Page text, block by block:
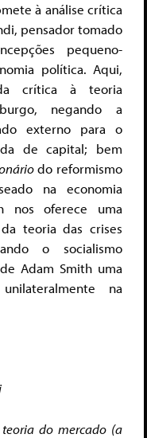
à análise crítica
pensador tomado
pequeno-
política. Aqui,
crítica à teoria
negando a
externo para o
de capital; bem
do reformismo
na economia
nos oferece uma
teoria das crises
o socialismo
Adam Smith uma
na
do mercado (a